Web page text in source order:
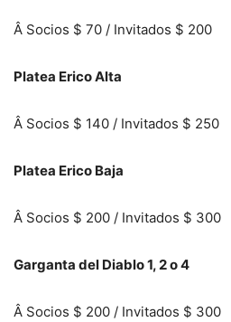
Â Socios $ 70 / Invitados $ 200
Platea Erico Alta
Â Socios $ 140 / Invitados $ 250
Platea Erico Baja
Â Socios $ 200 / Invitados $ 300
Garganta del Diablo 1, 2 o 4
Â Socios $ 200 / Invitados $ 300